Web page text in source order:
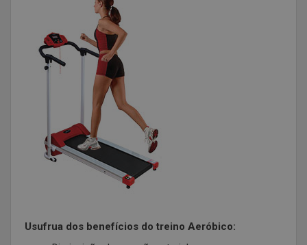
Usufrua dos benefícios do treino Aeróbico: